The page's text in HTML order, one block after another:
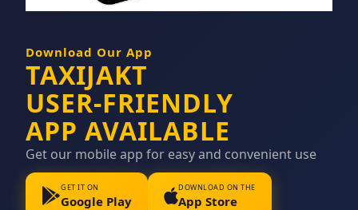
Download Our App
TAXIJAKT
USER-FRIENDLY
APP AVAILABLE
Get our mobile app for easy and convenient use
GET IT ON
Google Play
DOWNLOAD ON THE
App Store